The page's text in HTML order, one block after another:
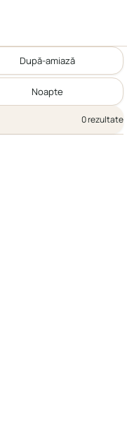
După-amiază
Noapte
0 rezultate